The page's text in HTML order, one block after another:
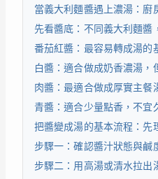
當義大利麵醬遇上濃湯：廚
先看醬底：不同義大利麵醬
番茄紅醬：最容易轉成湯的
白醬：適合做成奶香濃湯，
肉醬：最適合做成厚實主餐
青醬：適合少量點香，不宜
把醬變成湯的基本流程：先
步驟一：確認醬汁狀態與鹹
步驟二：用高湯或清水拉出